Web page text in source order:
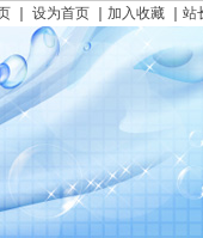
设为首页 加入收藏 站